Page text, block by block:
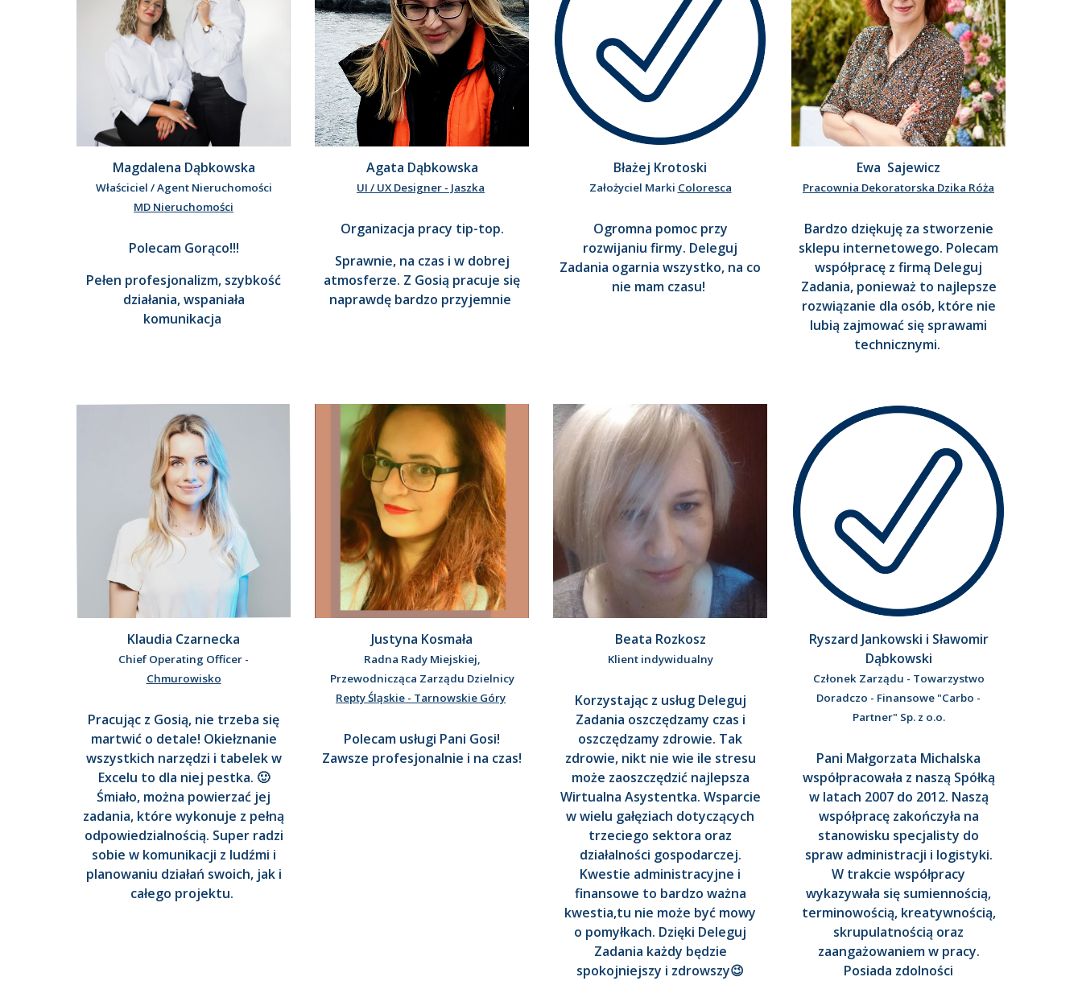
Magdalena Dąbkowska
Właściciel / Agent Nieruchomości
MD Nieruchomości
Polecam Gorąco!!!
Pełen profesjonalizm, szybkość
działania, wspaniała
komunikacja
Agata Dąbkowska
UI / UX Designer - Jaszka
Organizacja pracy tip-top.
Sprawnie, na czas i w dobrej
atmosferze. Z Gosią pracuje się
naprawdę bardzo przyjemnie
Błażej Krotoski
Założyciel Marki Coloresca
Ogromna pomoc przy
rozwijaniu firmy. Deleguj
Zadania ogarnia wszystko, na co
nie mam czasu!
Ewa Sajewicz
Pracownia Dekoratorska Dzika Róża
Bardzo dziękuję za stworzenie
sklepu internetowego. Polecam
współpracę z firmą Deleguj
Zadania, ponieważ to najlepsze
rozwiązanie dla osób, które nie
lubią zajmować się sprawami
technicznymi.
Klaudia Czarnecka
Chief Operating Officer -
Chmurowisko
Pracując z Gosią, nie trzeba się
martwić o detale! Okiełznanie
wszystkich narzędzi i tabelek w
Excelu to dla niej pestka. 🙂
Śmiało, można powierzać jej
zadania, które wykonuje z pełną
odpowiedzialnością. Super radzi
sobie w komunikacji z ludźmi i
planowaniu działań swoich, jak i
całego projektu.
Justyna Kosmała
Radna Rady Miejskiej,
Przewodnicząca Zarządu Dzielnicy
Repty Śląskie - Tarnowskie Góry
Polecam usługi Pani Gosi!
Zawsze profesjonalnie i na czas!
Beata Rozkosz
Klient indywidualny
Korzystając z usług Deleguj
Zadania oszczędzamy czas i
oszczędzamy zdrowie. Tak
zdrowie, nikt nie wie ile stresu
może zaoszczędzić najlepsza
Wirtualna Asystentka. Wsparcie
w wielu gałęziach dotyczących
trzeciego sektora oraz
działalności gospodarczej.
Kwestie administracyjne i
finansowe to bardzo ważna
kwestia,tu nie może być mowy
o pomyłkach. Dzięki Deleguj
Zadania każdy będzie
spokojniejszy i zdrowszy😉
Ryszard Jankowski i Sławomir
Dąbkowski
Członek Zarządu - Towarzystwo
Doradczo - Finansowe "Carbo -
Partner" Sp. z o.o.
Pani Małgorzata Michalska
współpracowała z naszą Spółką
w latach 2007 do 2012. Naszą
współpracę zakończyła na
stanowisku specjalisty do
spraw administracji i logistyki.
W trakcie współpracy
wykazywała się sumiennością,
terminowością, kreatywnością,
skrupulatnością oraz
zaangażowaniem w pracy.
Posiada zdolności